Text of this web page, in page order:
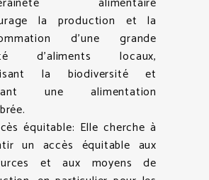
la production et la
d’une grande
d’aliments locaux,
la biodiversité et
une alimentation
équitable: Elle cherche à
un accès équitable aux
et aux moyens de